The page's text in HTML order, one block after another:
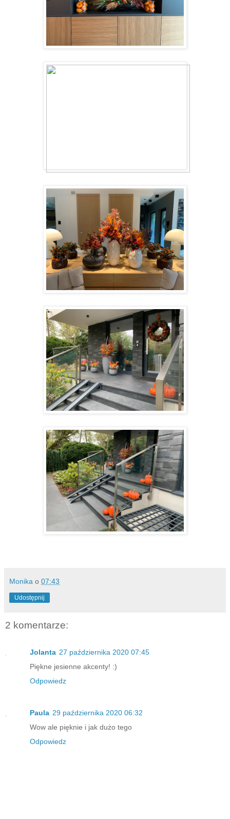
Monika o 07:43
Udostępnij
2 komentarze:
Jolanta 27 października 2020 07:45
Piękne jesienne akcenty! :)
Odpowiedz
Paula 29 października 2020 06:32
Wow ale pięknie i jak dużo tego
Odpowiedz